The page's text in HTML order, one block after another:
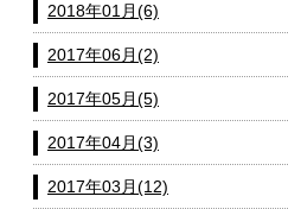
2018年01月(6)
2017年06月(2)
2017年05月(5)
2017年04月(3)
2017年03月(12)